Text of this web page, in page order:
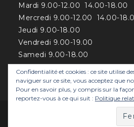
Mardi 9.00-12.00 14.00-18.00
Mercredi 9.00-12.00 14.00-
Jeudi 9.00-18.00
Vendredi 9.00-19.00
Samedi 9.00-18.00
Confidentialité et cookies : ce site utilise
naviguer sur ce site, vous acceptez que
Pour en savoir plus, y compris sur la
reportez-vous à ce qui suit : Politique